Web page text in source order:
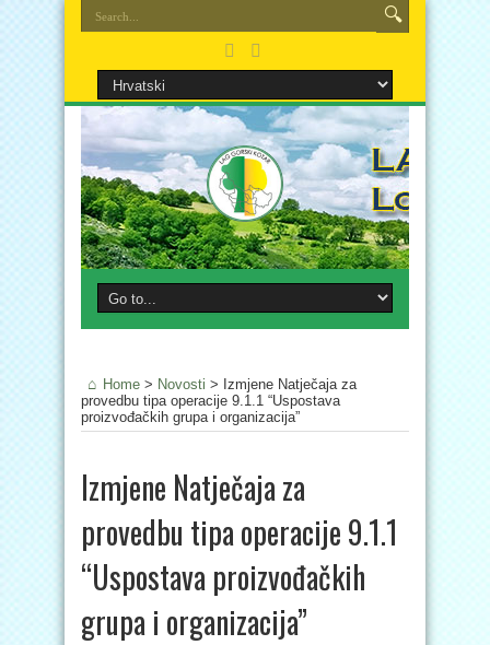
Home > Novosti > Izmjene Natječaja za
provedbu tipa operacije 9.1.1 “Uspostava
proizvođačkih grupa i organizacija”
Izmjene Natječaja za
provedbu tipa operacije 9.1.1
“Uspostava proizvođačkih
grupa i organizacija”